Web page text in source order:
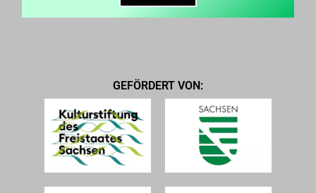
Verein schon grundständige Debatten über die Gender-
Germany gegründet, die Gewalt und Machtmissbrauch in der
Musikbranche sichtbar machen will.
www.musicswomen.de
www.musicmetoo.de
GEFÖRDERT VON: